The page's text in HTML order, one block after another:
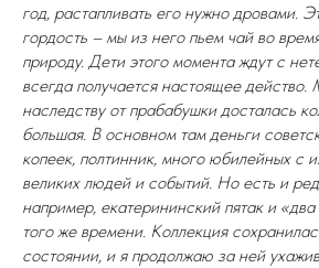
год, растапливать его нужно дровами.
гордость – мы из него пьем чай во
природу. Дети этого момента ждут с
всегда получается настоящее
наследству от прабабушки досталась
большая. В основном там деньги
копеек, полтинник, много юбилейных с
великих людей и событий. Но есть и
например, екатерининский пятак и
того же времени. Коллекция
состоянии, и я продолжаю за ней